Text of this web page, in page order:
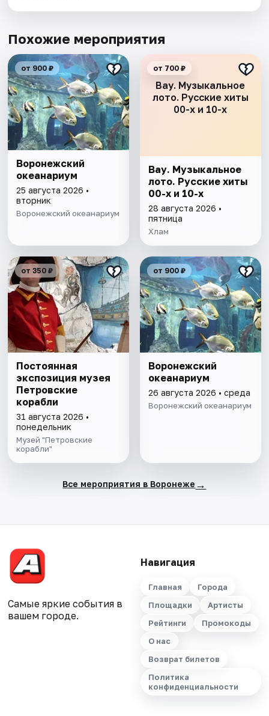
Похожие мероприятия
от 900 ₽
Воронежский
океанариум
25 августа 2026 •
вторник
Воронежский океанариум
Вау. Музыкальное
лото. Русские хиты
00-х и 10-х
от 700 ₽
Вау. Музыкальное
лото. Русские хиты
00-х и 10-х
28 августа 2026 •
пятница
Хлам
от 350 ₽
Постоянная
экспозиция музея
Петровские
корабли
31 августа 2026 •
понедельник
Музей "Петровские
корабли"
от 900 ₽
Воронежский
океанариум
26 августа 2026 • среда
Воронежский океанариум
Все мероприятия в Воронеже →
Самые яркие события в
вашем городе.
Навигация
Главная
Города
Площадки
Артисты
Рейтинги
Промокоды
О нас
Возврат билетов
Политика
конфиденциальности